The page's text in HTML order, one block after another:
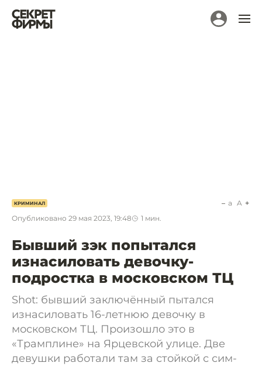
КРИМИНАЛ
Опубликовано 29 мая 2023, 19:48 1 мин.
a A
Бывший зэк попытался
изнасиловать девочку-
подростка в московском ТЦ
Shot: бывший заключённый пытался
изнасиловать 16-летнюю девочку в
московском ТЦ. Произошло это в
«Трамплине» на Ярцевской улице. Две
девушки работали там за стойкой с сим-